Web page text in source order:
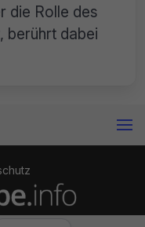
die Rolle des
berührt dabei